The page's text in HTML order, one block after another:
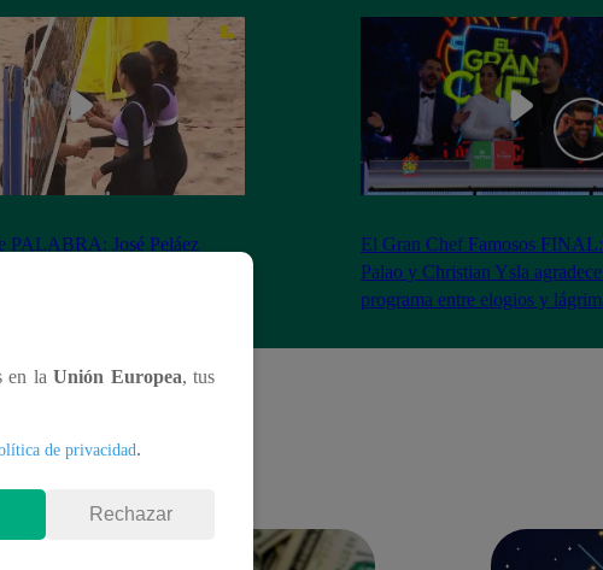
PALABRA: José Peláez
El Gran Chef Famosos
Palao y Christian Ysla
programa entre elogios y
en laUnión Europea, tus
de privacidad.
Rechazar